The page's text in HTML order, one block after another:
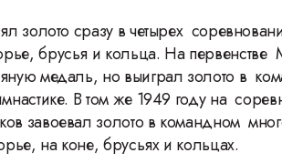
золото сразу в четырех
брусья и кольца. На первенстве
медаль, но выиграл золото в
В том же 1949 году на
завоевал золото в командном
на коне, брусьях и кольцах.